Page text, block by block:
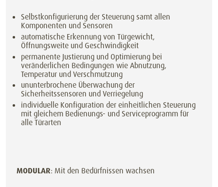
Selbstkonfigurierung der Steuerung samt allen
Komponenten und Sensoren
automatische Erkennung von Türgewicht,
Öffnungsweite und Geschwindigkeit
permanente Justierung und Optimierung bei
veränderlichen Bedingungen wie Abnutzung,
Temperatur und Verschmutzung
ununterbrochene Überwachung der
Sicherheitssensoren und Verriegelung
individuelle Konfiguration der einheitlichen Steuerung
mit gleichem Bedienungs- und Serviceprogramm für
alle Türarten
MODULAR: Mit den Bedürfnissen wachsen